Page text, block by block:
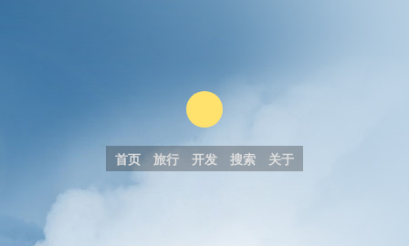
首页 旅行 开发 搜索 关于